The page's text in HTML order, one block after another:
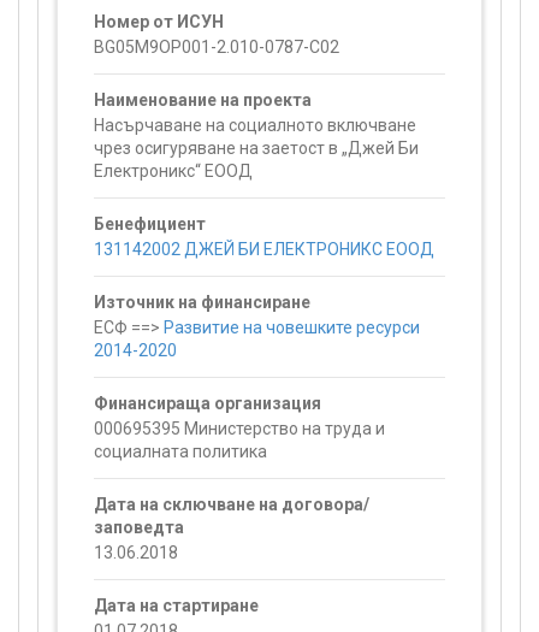
Номер от ИСУН
BG05M9OP001-2.010-0787-C02
Наименование на проекта
Насърчаване на социалното включване
чрез осигуряване на заетост в „Джей Би
Електроникс“ ЕООД
Бенефициент
131142002 ДЖЕЙ БИ ЕЛЕКТРОНИКС ЕООД
Източник на финансиране
ЕСФ ==> Развитие на човешките ресурси
2014-2020
Финансираща организация
000695395 Министерство на труда и
социалната политика
Дата на сключване на договора/
заповедта
13.06.2018
Дата на стартиране